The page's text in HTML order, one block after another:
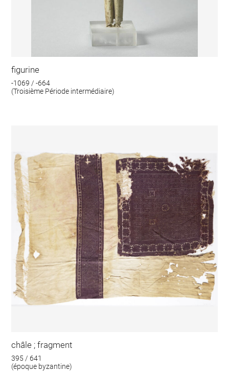
figurine
-1069 / -664
(Troisième Période intermédiaire)
châle ; fragment
395 / 641
(époque byzantine)